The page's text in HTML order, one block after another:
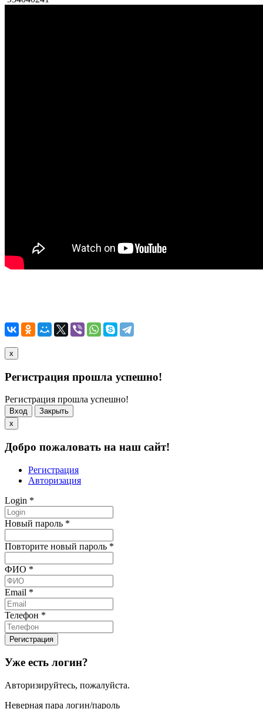
x
Регистрация прошла успешно!
Регистрация прошла успешно!
Вход
Закрыть
x
Добро пожаловать на наш сайт!
Регистрация
Авторизация
Login *
Новый пароль *
Повторите новый пароль *
ФИО *
Email *
Телефон *
Уже есть логин?
Авторизируйтесь, пожалуйста.
Неверная пара логин/пароль